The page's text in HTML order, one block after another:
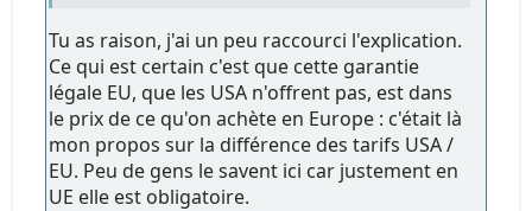
Tu as raison, j'ai un peu raccourci l'explication.
Ce qui est certain c'est que cette garantie
légale EU, que les USA n'offrent pas, est dans
le prix de ce qu'on achète en Europe : c'était là
mon propos sur la différence des tarifs USA /
EU. Peu de gens le savent ici car justement en
UE elle est obligatoire.